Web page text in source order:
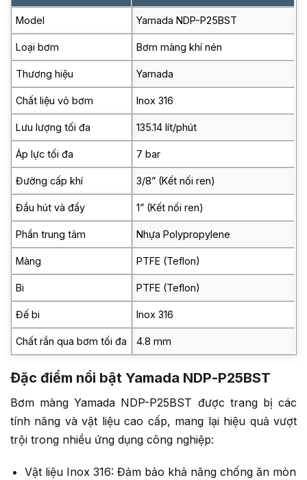
Model Yamada NDP-P25BST
Loại bơm Bơm màng khí nén
Thương hiệu Yamada
Chất liệu vỏ bơm Inox 316
Lưu lượng tối đa 135.14 lít/phút
Áp lực tối đa 7 bar
Đường cấp khí 3/8” (Kết nối ren)
Đầu hút và đẩy 1” (Kết nối ren)
Phần trung tâm Nhựa Polypropylene
Màng PTFE (Teflon)
Bi PTFE (Teflon)
Đế bi Inox 316
Chất rắn qua bơm tối đa 4.8 mm
Đặc điểm nổi bật Yamada NDP-P25BST
Bơm màng Yamada NDP-P25BST được trang bị các
tính năng và vật liệu cao cấp, mang lại hiệu quả vượt
trội trong nhiều ứng dụng công nghiệp:
Vật liệu Inox 316: Đảm bảo khả năng chống ăn mòn